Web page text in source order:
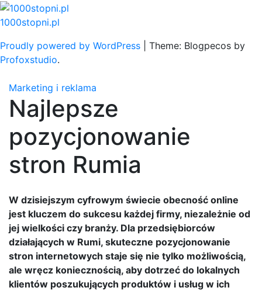
Skip
to
1000stopni.pl
Proudly powered by WordPress
Theme: Blogpecos by
Profoxstudio.
Marketing i reklama
Najlepsze
pozycjonowanie
stron Rumia
W dzisiejszym cyfrowym świecie obecność online
jest kluczem do sukcesu każdej firmy, niezależnie od
jej wielkości czy branży. Dla przedsiębiorców
działających w Rumi, skuteczne pozycjonowanie
stron internetowych staje się nie tylko możliwością,
ale wręcz koniecznością, aby dotrzeć do lokalnych
klientów poszukujących produktów i usług w ich